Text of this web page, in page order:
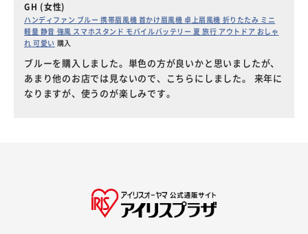
GH (女性)
ハンディファン ブルー 携帯扇風機 首かけ扇風機 卓上扇風機 折りたたみ ミニ
軽量 静音 強風 スマホスタンド モバイルバッテリー 夏 旅行 アウトドア おしゃ
れ 可愛い 購入
ブルーを購入しました。単色の方が良いかと思いましたが、
あまり他のお店では見ないので、こちらにしました。 来年に
なりますが、使うのが楽しみです。